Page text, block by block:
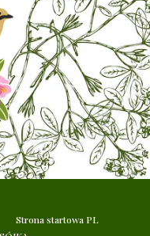
Strona startowa PL